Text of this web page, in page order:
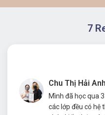
7
Chu Thị Hải Anh
Mình đã học qua
các lớp đều có hệ